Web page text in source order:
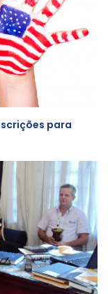
para